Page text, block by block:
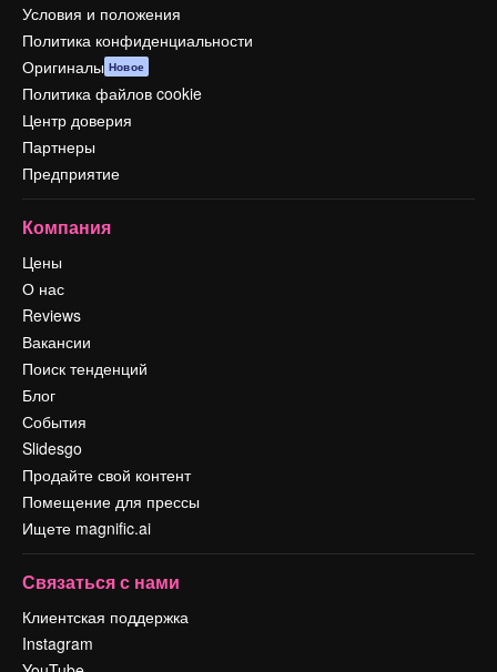
Условия и положения
Политика конфиденциальности
Оригиналы Новое
Политика файлов cookie
Центр доверия
Партнеры
Предприятие
Компания
Цены
О нас
Reviews
Вакансии
Поиск тенденций
Блог
События
Slidesgo
Продайте свой контент
Помещение для прессы
Ищете magnific.ai
Связаться с нами
Клиентская поддержка
Instagram